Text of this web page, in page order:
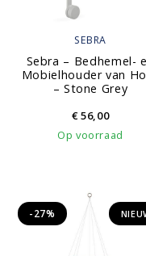
SEBRA
Sebra – Bedhemel-
Mobielhouder van
– Stone Grey
€56,00
Op voorraad
-27%